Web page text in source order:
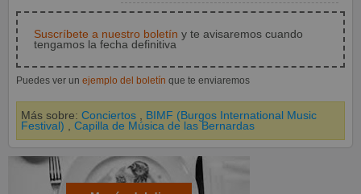
Suscríbete a nuestro boletín y te avisaremos cuando
tengamos la fecha definitiva
Puedes ver un ejemplo del boletín que te enviaremos
Más sobre: Conciertos
BIMF (Burgos International Music
Festival)
Capilla de Música de las Bernardas